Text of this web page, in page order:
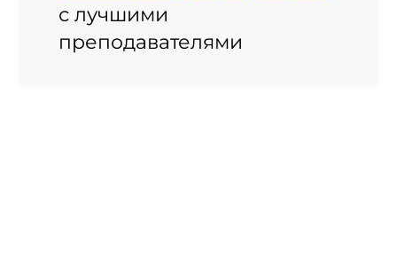
с лучшими
преподавателями